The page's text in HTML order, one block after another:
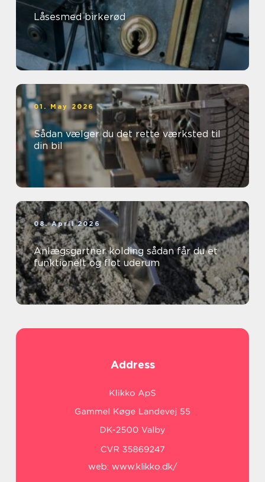
Låsesmed birkerød
01. May 2026
Sådan vælger du det rette værksted til
din bil
08. April 2026
Anlægsgartner kolding sådan får du et
funktionelt og flot uderum
Address
web: www.klikko.dk/